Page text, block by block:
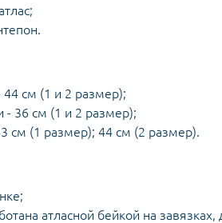
см (1 и 2 размер);
36 см (1 и 2 размер);
см (1 размер); 44 см (2 размер).
атласной бейкой на